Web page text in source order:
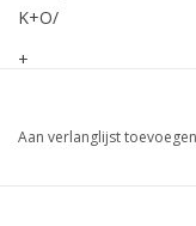
K+O/
+
K+O/
Aan verlanglijst toevoegen